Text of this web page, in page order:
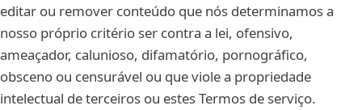
editar ou remover conteúdo que nós determinamos a
nosso próprio critério ser contra a lei, ofensivo,
ameaçador, calunioso, difamatório, pornográfico,
obsceno ou censurável ou que viole a propriedade
intelectual de terceiros ou estes Termos de serviço.